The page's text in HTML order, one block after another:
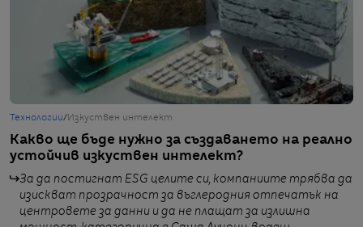
Технологии/Изкуствен интелект
Какво ще бъде нужно за създаването на реално
устойчив изкуствен интелект?
За да постигнат ESG целите си, компаниите трябва да
изискват прозрачност за въглеродния отпечатък на
центровете за данни и да не плащат за излишна